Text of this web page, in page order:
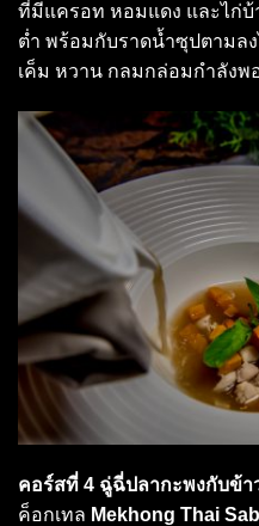
ที่มีแครอท หอมแดง และไก่
ต่ำ พร้อมกับราดน้ำซุปตามล
เค็ม หวาน กลมกล่อมกำลังพ
คอร์สที่ 4 ฉู่ฉี่ปลากะพงกับข้
ค็อกเทล Mekhong Thai